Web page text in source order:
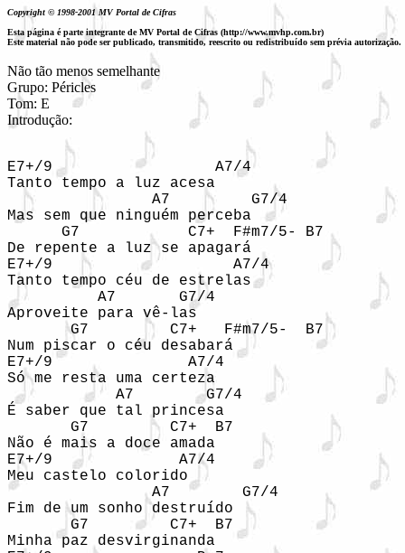
Copyright © 1998-2001 MV Portal de Cifras
Esta página é parte integrante de MV Portal de Cifras (http://www.mvhp.com.br)
Este material não pode ser publicado, transmitido, reescrito ou redistribuído sem prévia autorização.
Não tão menos semelhante
Grupo: Péricles
Tom: E
Introdução:
E7+/9                  A7/4
Tanto tempo a luz acesa
                A7         G7/4
Mas sem que ninguém perceba
      G7            C7+  F#m7/5- B7
De repente a luz se apagará
E7+/9                    A7/4
Tanto tempo céu de estrelas
          A7       G7/4
Aproveite para vê-las
       G7         C7+   F#m7/5-  B7
Num piscar o céu desabará
E7+/9               A7/4
Só me resta uma certeza
            A7        G7/4
É saber que tal princesa
       G7         C7+  B7
Não é mais a doce amada
E7+/9              A7/4
Meu castelo colorido
                A7        G7/4
Fim de um sonho destruído
       G7         C7+  B7
Minha paz desvirginanda